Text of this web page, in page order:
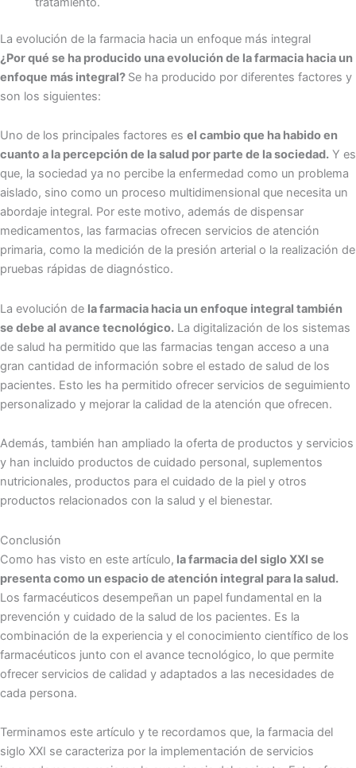
La evolución de la farmacia hacia un enfoque más integral
¿Por qué se ha producido una evolución de la farmacia hacia un
enfoque más integral? Se ha producido por diferentes factores y
son los siguientes:
Uno de los principales factores es el cambio que ha habido en
cuanto a la percepción de la salud por parte de la sociedad. Y es
que, la sociedad ya no percibe la enfermedad como un problema
aislado, sino como un proceso multidimensional que necesita un
abordaje integral. Por este motivo, además de dispensar
medicamentos, las farmacias ofrecen servicios de atención
primaria, como la medición de la presión arterial o la realización de
pruebas rápidas de diagnóstico.
La evolución de la farmacia hacia un enfoque integral también
se debe al avance tecnológico. La digitalización de los sistemas
de salud ha permitido que las farmacias tengan acceso a una
gran cantidad de información sobre el estado de salud de los
pacientes. Esto les ha permitido ofrecer servicios de seguimiento
personalizado y mejorar la calidad de la atención que ofrecen.
Además, también han ampliado la oferta de productos y servicios
y han incluido productos de cuidado personal, suplementos
nutricionales, productos para el cuidado de la piel y otros
productos relacionados con la salud y el bienestar.
Conclusión
Como has visto en este artículo, la farmacia del siglo XXI se
presenta como un espacio de atención integral para la salud.
Los farmacéuticos desempeñan un papel fundamental en la
prevención y cuidado de la salud de los pacientes. Es la
combinación de la experiencia y el conocimiento científico de los
farmacéuticos junto con el avance tecnológico, lo que permite
ofrecer servicios de calidad y adaptados a las necesidades de
cada persona.
Terminamos este artículo y te recordamos que, la farmacia del
siglo XXI se caracteriza por la implementación de servicios